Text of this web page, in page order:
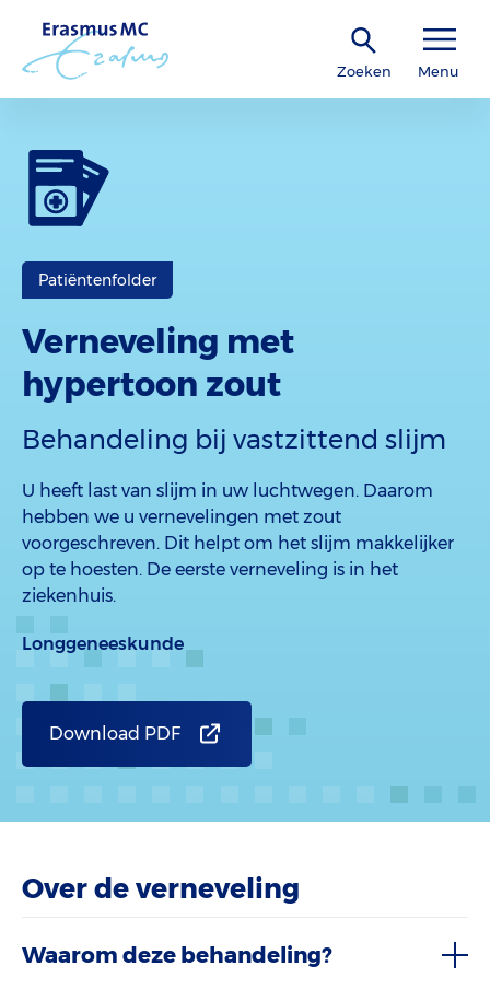
Zoeken Menu
Patiëntenfolder
Verneveling met
hypertoon zout
Behandeling bij vastzittend slijm
U heeft last van slijm in uw luchtwegen. Daarom
hebben we u vernevelingen met zout
voorgeschreven. Dit helpt om het slijm makkelijker
op te hoesten. De eerste verneveling is in het
ziekenhuis.
Longgeneeskunde
Download PDF
Over de verneveling
Waarom deze behandeling?